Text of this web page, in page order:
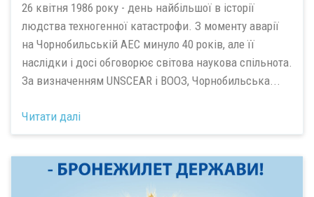
26 квітня 1986 року - день найбільшої в історії
людства техногенної катастрофи. З моменту аварії
на Чорнобильській АЕС минуло 40 років, але її
наслідки і досі обговорює світова наукова спільнота.
За визначенням UNSCEAR і ВООЗ, Чорнобильська...
Читати далі